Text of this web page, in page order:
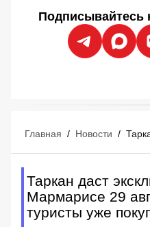
Подписывайтесь
Главная / Новости /
Таркан даст
Мармарисе 29
туристы уже